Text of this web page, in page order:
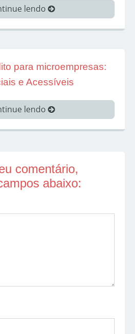
lendo
para microempresas:
e Acessíveis
lendo
comentário,
abaixo: